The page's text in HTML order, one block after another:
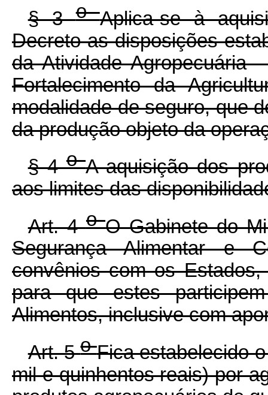
§ 3oAplica-se à
Decreto as disposições
da Atividade Agropecuária
Fortalecimento da
modalidade de seguro, que
da produção objeto da
§ 4oA aquisição dos
aos limites das
Art. 4oO Gabinete do
Segurança Alimentar e
convênios com os
para que estes
Alimentos, inclusive com
Art. 5oFica estabelecido
mil e quinhentos reais) por